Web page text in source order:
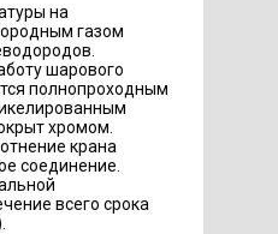
на
газом
шарового
полнопроходным
хромом.
крана
соединение.
всего срока